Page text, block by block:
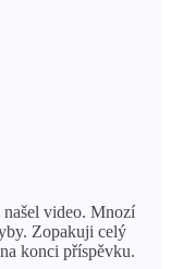
našel video. Mnozí
Zopakuji celý
konci příspěvku.